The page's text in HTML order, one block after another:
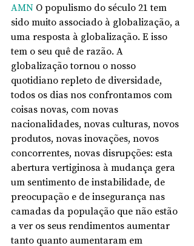
AMN O populismo do século 21 tem
sido muito associado à globalização, a
uma resposta à globalização. E isso
tem o seu quê de razão. A
globalização tornou o nosso
quotidiano repleto de diversidade,
todos os dias nos confrontamos com
coisas novas, com novas
nacionalidades, novas culturas, novos
produtos, novas inovações, novos
concorrentes, novas disrupções: esta
abertura vertiginosa à mudança gera
um sentimento de instabilidade, de
preocupação e de insegurança nas
camadas da população que não estão
a ver os seus rendimentos aumentar
tanto quanto aumentaram em